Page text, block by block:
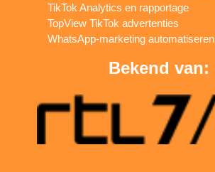
TikTok Analytics en rapportage
TopView TikTok advertenties
WhatsApp-marketing automatiseren
Bekend van: